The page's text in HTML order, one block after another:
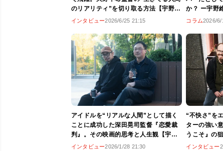
のリアリティ”を切り取る方法【宇野維
正の「映画のことは監督に訊け」】
インタビュー2026/6/25 21:15
か？ ー宇野
GROUP』
コラム2026/6/
アイドルを“リアルな人間”として描く
ことに成功した深田晃司監督『恋愛裁
判』。その映画的思考と人生観【宇野
維正の「映画のことは監督に訊け」】
インタビュー2026/1/28 21:30
“不快さ”を
ターの強い
うこそ』の
の「映画の
インタビュー